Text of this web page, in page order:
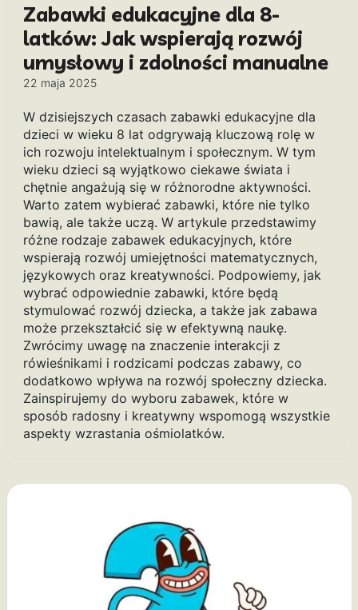
Zabawki edukacyjne dla 8-
latków: Jak wspierają rozwój
umysłowy i zdolności manualne
22 maja 2025
W dzisiejszych czasach zabawki edukacyjne dla
dzieci w wieku 8 lat odgrywają kluczową rolę w
ich rozwoju intelektualnym i społecznym. W tym
wieku dzieci są wyjątkowo ciekawe świata i
chętnie angażują się w różnorodne aktywności.
Warto zatem wybierać zabawki, które nie tylko
bawią, ale także uczą. W artykule przedstawimy
różne rodzaje zabawek edukacyjnych, które
wspierają rozwój umiejętności matematycznych,
językowych oraz kreatywności. Podpowiemy, jak
wybrać odpowiednie zabawki, które będą
stymulować rozwój dziecka, a także jak zabawa
może przekształcić się w efektywną naukę.
Zwrócimy uwagę na znaczenie interakcji z
rówieśnikami i rodzicami podczas zabawy, co
dodatkowo wpływa na rozwój społeczny dziecka.
Zainspirujemy do wyboru zabawek, które w
sposób radosny i kreatywny wspomogą wszystkie
aspekty wzrastania ośmiolatków.